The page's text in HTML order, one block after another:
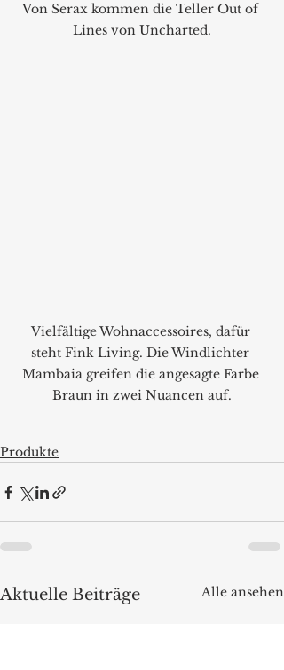
Von Serax kommen die Teller Out of
Lines von Uncharted.
Vielfältige Wohnaccessoires, dafür
steht Fink Living. Die Windlichter
Mambaia greifen die angesagte Farbe
Braun in zwei Nuancen auf.
Produkte
Aktuelle Beiträge Alle ansehen